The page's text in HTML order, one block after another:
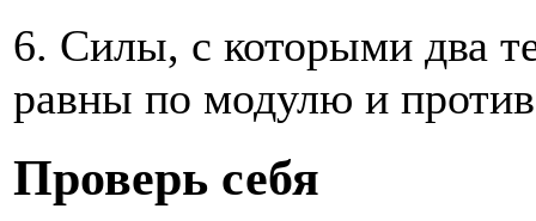
6. Силы, с которыми два
равны по модулю и
Проверь себя